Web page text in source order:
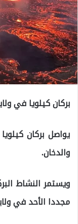
بركان كيلويا في
يواصل بركان
والدخان.
ويستمر النشاط
مجددا الأحد في